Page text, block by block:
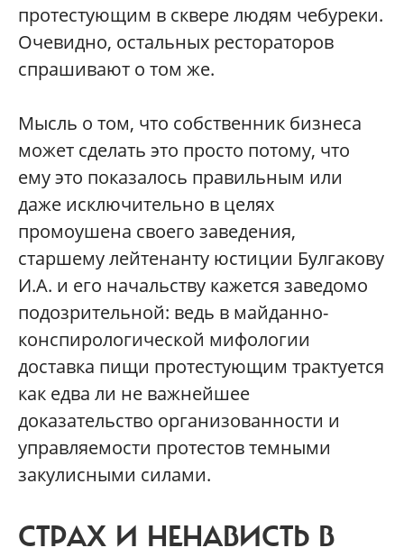
протестующим в сквере людям чебуреки.
Очевидно, остальных рестораторов
спрашивают о том же.
Мысль о том, что собственник бизнеса
может сделать это просто потому, что
ему это показалось правильным или
даже исключительно в целях
промоушена своего заведения,
старшему лейтенанту юстиции Булгакову
И.А. и его начальству кажется заведомо
подозрительной: ведь в майданно-
конспирологической мифологии
доставка пищи протестующим трактуется
как едва ли не важнейшее
доказательство организованности и
управляемости протестов темными
закулисными силами.
СТРАХ И НЕНАВИСТЬ В